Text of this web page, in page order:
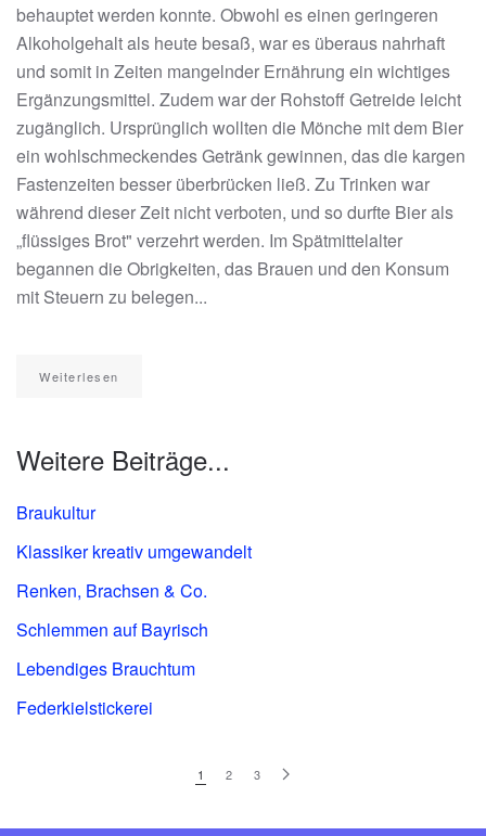
behauptet werden konnte. Obwohl es einen geringeren
Alkoholgehalt als heute besaß, war es überaus nahrhaft
und somit in Zeiten mangelnder Ernährung ein wichtiges
Ergänzungsmittel. Zudem war der Rohstoff Getreide leicht
zugänglich. Ursprünglich wollten die Mönche mit dem Bier
ein wohlschmeckendes Getränk gewinnen, das die kargen
Fastenzeiten besser überbrücken ließ. Zu Trinken war
während dieser Zeit nicht verboten, und so durfte Bier als
„flüssiges Brot" verzehrt werden. Im Spätmittelalter
begannen die Obrigkeiten, das Brauen und den Konsum
mit Steuern zu belegen...
Weiterlesen
Weitere Beiträge...
Braukultur
Klassiker kreativ umgewandelt
Renken, Brachsen & Co.
Schlemmen auf Bayrisch
Lebendiges Brauchtum
Federkielstickerei
1 2 3